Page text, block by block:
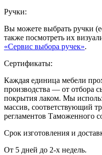
Ручки:
Вы можете выбрать ручки
также посмотреть их
«Сервис выбора ручек».
Сертификаты:
Каждая единица мебели
производства — от отбора
покрытия лаком. Мы
массив, соответствующий
регламентов Таможенного
Срок изготовления и
От 5 дней до 2-х недель.